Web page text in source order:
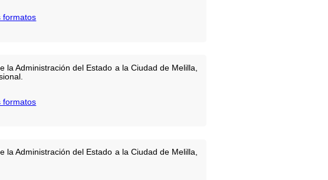
formatos
Administración del Estado a la Ciudad de Melilla,
formatos
Administración del Estado a la Ciudad de Melilla,